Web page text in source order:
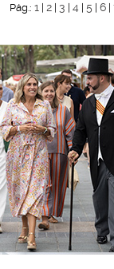
Pág.: 1| 2| 3 4| 5| 6|